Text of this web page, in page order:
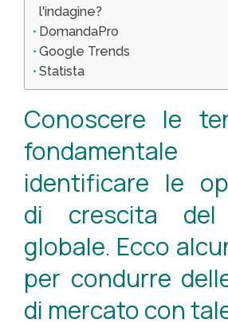
l'indagine?
DomandaPro
Google Trends
Statista
Conoscere le
identificare le
di crescita del
globale. Ecco
per condurre
di mercato con